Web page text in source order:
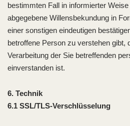
bestimmten Fall in informierter
abgegebene Willensbekundung in
einer sonstigen eindeutigen
betroffene Person zu verstehen gibt,
Verarbeitung der Sie betreffenden
einverstanden ist.
6. Technik
6.1 SSL/TLS-Verschlüsselung